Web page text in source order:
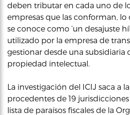
deben tributar en cada uno de
empresas que las conforman,
se conoce como ‘un desajuste
utilizado por la empresa de
gestionar desde una subsidiaria
propiedad intelectual.
La investigación del ICIJ saca a
procedentes de 19
lista de paraísos fiscales de la